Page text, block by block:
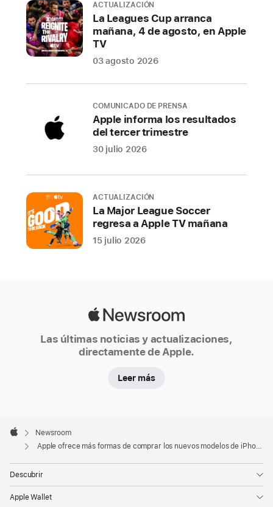
Los
clientes
pueden
comprar
preventa
modelos
15
a
partir
del
viernes,
de
mañana,
clientes
pueden
comprar
ACTUALIZACIÓN
La Leagues Cup arranca
mañana, 4 de agosto, en Apple
TV
03 agosto 2026
COMUNICADO DE PRENSA
Apple informa los resultados
del tercer trimestre
30 julio 2026
ACTUALIZACIÓN
La Major League Soccer
regresa a Apple TV mañana
15 julio 2026
Las últimas noticias y actualizaciones,
directamente de Apple.
Leer más
Footer

Apple
Newsroom
Apple ofrece más formas de comprar los nuevos modelos de iPhone 15 y Apple Watch
Descubrir
Apple Wallet